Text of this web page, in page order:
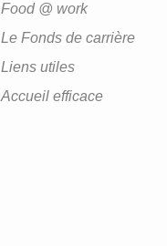
Food @ work
Le Fonds de carrière
Liens utiles
Accueil efficace